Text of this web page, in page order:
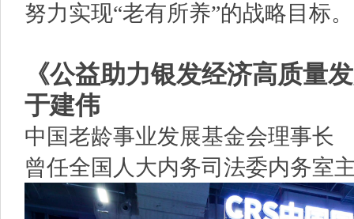
努力实现“老有所养”的战略目标。
《公益助力银发经济高质量
于建伟
中国老龄事业发展基金会理事长
曾任全国人大内务司法委内务室